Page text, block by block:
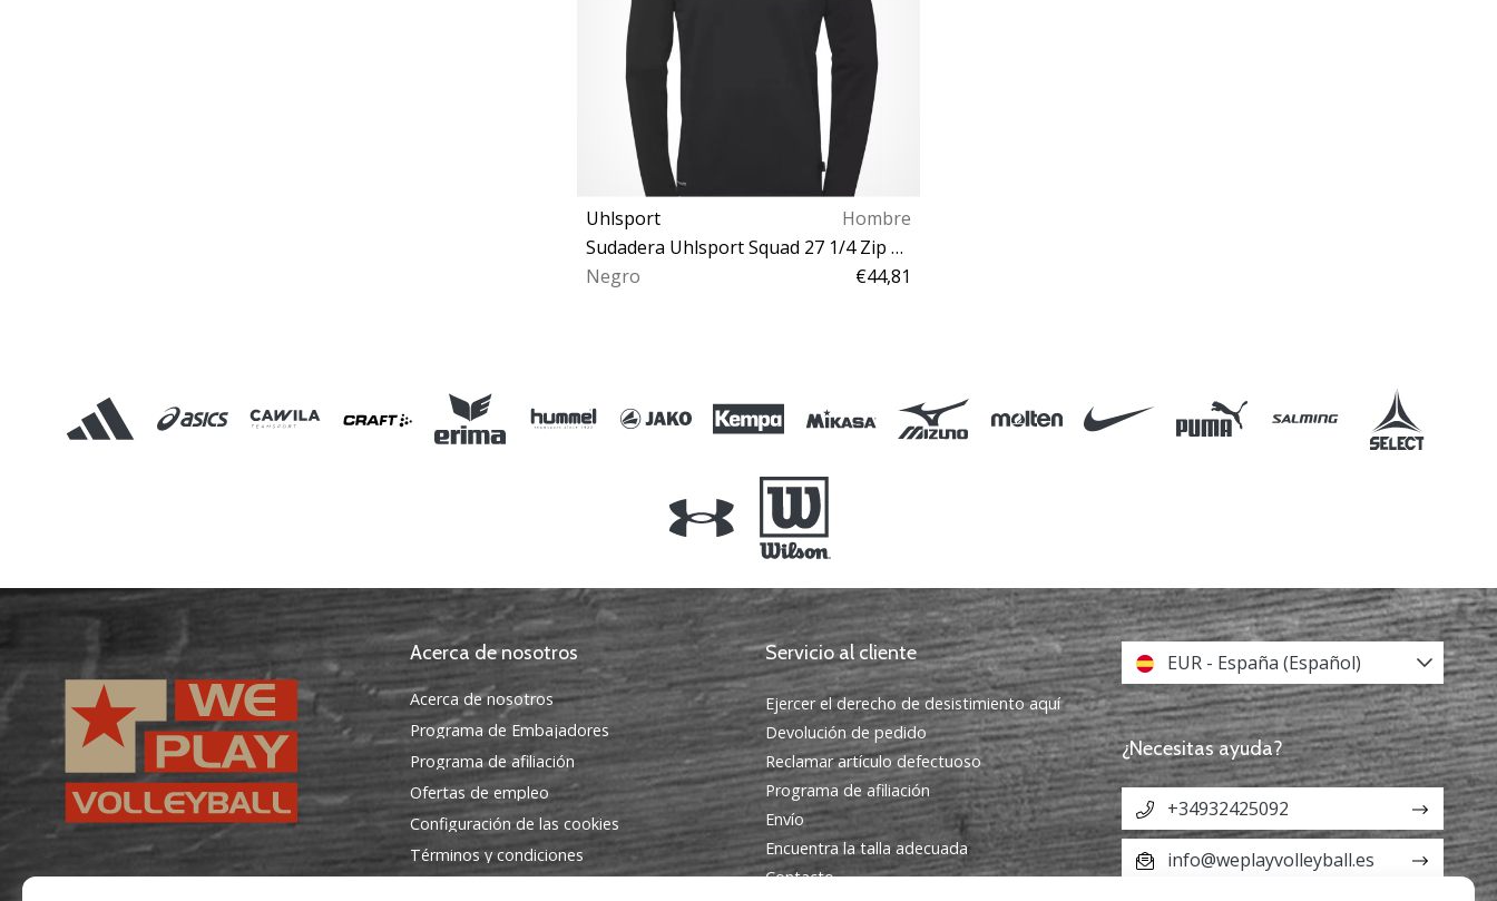
Uhlsport
Hombre
Sudadera Uhlsport Squad 27 1/4 Zip Top Sweatshirt
Negro
€44,81
Acerca de nosotros
Acerca de nosotros
Programa de Embajadores
Programa de afiliación
Ofertas de empleo
Configuración de las cookies
Términos y condiciones
Servicio al cliente
Ejercer el derecho de desistimiento aquí
Devolución de pedido
Reclamar artículo defectuoso
Programa de afiliación
Envío
Encuentra la talla adecuada
Contacto
EUR - España (Español)
¿Necesitas ayuda?
+34932425092
info@weplayvolleyball.es